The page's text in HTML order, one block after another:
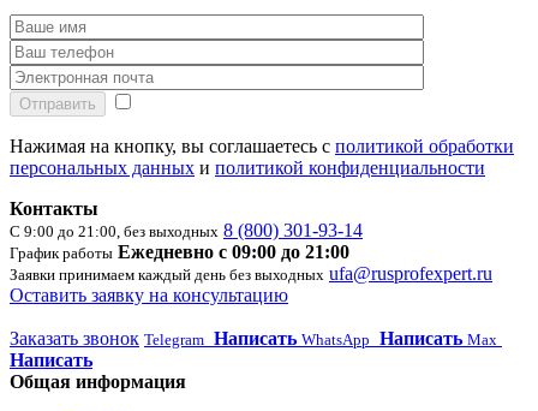
Отправить
Нажимая на кнопку, вы соглашаетесь с политикой обработки
персональных данных и политикой конфиденциальности
Контакты
С 9:00 до 21:00, без выходных 8 (800) 301-93-14
График работы Ежедневно с 09:00 до 21:00
Заявки принимаем каждый день без выходных ufa@rusprofexpert.ru
Оставить заявку на консультацию
Заказать звонок Telegram Написать WhatsApp Написать Max
Написать
Общая информация